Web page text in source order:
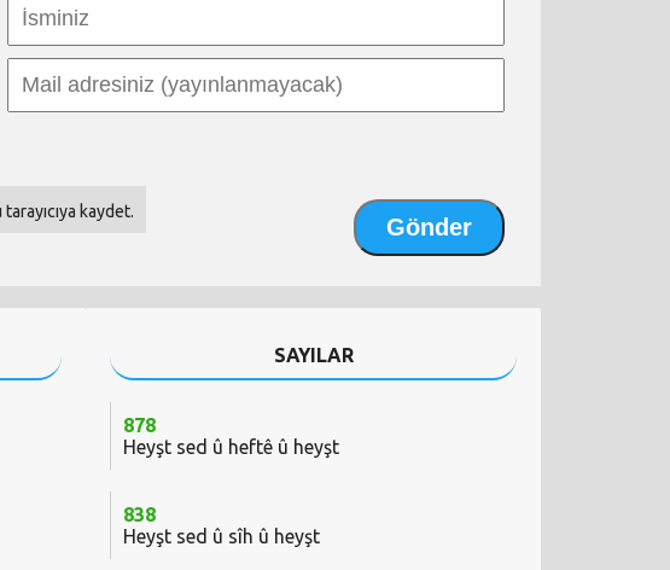
kaydet.
SAYILAR
878
Heyşt sed û heftê û heyşt
838
Heyşt sed û sîh û heyşt